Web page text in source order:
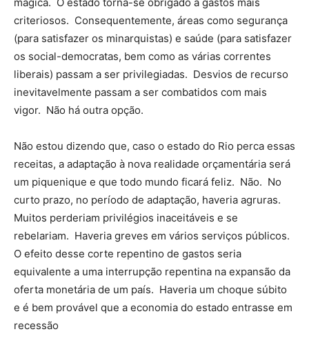
criteriosos. Consequentemente, áreas como segurança
(para satisfazer os minarquistas) e saúde (para satisfazer
os social-democratas, bem como as várias correntes
liberais) passam a ser privilegiadas. Desvios de recurso
inevitavelmente passam a ser combatidos com mais
vigor. Não há outra opção.
Não estou dizendo que, caso o estado do Rio perca essas
receitas, a adaptação à nova realidade orçamentária será
um piquenique e que todo mundo ficará feliz. Não. No
curto prazo, no período de adaptação, haveria agruras.
Muitos perderiam privilégios inaceitáveis e se
rebelariam. Haveria greves em vários serviços públicos.
O efeito desse corte repentino de gastos seria
equivalente a uma interrupção repentina na expansão da
oferta monetária de um país. Haveria um choque súbito
e é bem provável que a economia do estado entrasse em
recessão